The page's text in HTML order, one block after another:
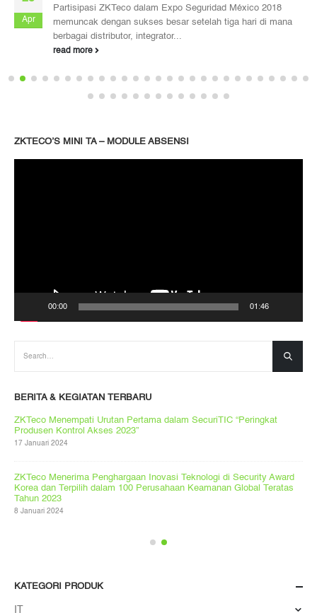
Apr
Partisipasi ZKTeco dalam Expo Seguridad México 2018
memuncak dengan sukses besar setelah tiga hari di mana
berbagai distributor, integrator...
read more
ZKTECO’S MINI TA – MODULE ABSENSI
00:00 01:46
BERITA & KEGIATAN TERBARU
ZKTeco Menempati Urutan Pertama dalam SecuriTIC “Peringkat
Produsen Kontrol Akses 2023”
17 Januari 2024
ZKTeco Menerima Penghargaan Inovasi Teknologi di Security Award
Korea dan Terpilih dalam 100 Perusahaan Keamanan Global Teratas
Tahun 2023
8 Januari 2024
KATEGORI PRODUK